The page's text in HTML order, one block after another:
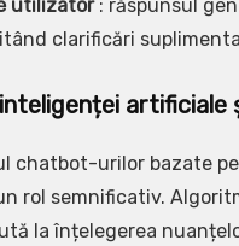
utilizator: răspunsul
clarificări
chatbot-urilor bazate
rol semnificativ.
la înțelegerea